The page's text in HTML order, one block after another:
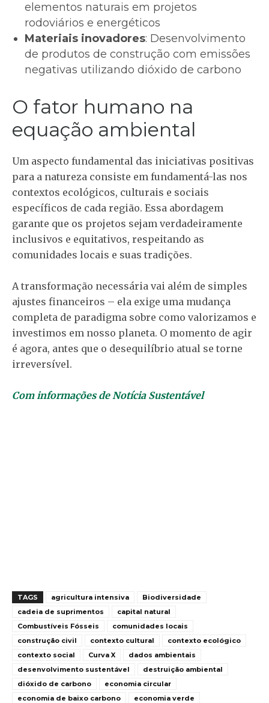
elementos naturais em projetos
rodoviários e energéticos
Materiais inovadores: Desenvolvimento
de produtos de construção com emissões
negativas utilizando dióxido de carbono
O fator humano na
equação ambiental
Um aspecto fundamental das iniciativas positivas
para a natureza consiste em fundamentá-las nos
contextos ecológicos, culturais e sociais
específicos de cada região. Essa abordagem
garante que os projetos sejam verdadeiramente
inclusivos e equitativos, respeitando as
comunidades locais e suas tradições.
A transformação necessária vai além de simples
ajustes financeiros – ela exige uma mudança
completa de paradigma sobre como valorizamos e
investimos em nosso planeta. O momento de agir
é agora, antes que o desequilíbrio atual se torne
irreversível.
Com informações de Notícia Sustentável
TAGS agricultura intensiva
Biodiversidade
cadeia de suprimentos
capital natural
Combustíveis Fósseis
comunidades locais
construção civil
contexto cultural
contexto ecológico
contexto social
Curva X
dados ambientais
desenvolvimento sustentável
destruição ambiental
dióxido de carbono
economia circular
economia de baixo carbono
economia verde